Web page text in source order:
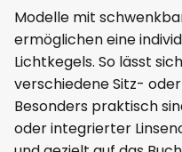
Modelle mit
ermöglichen eine
Lichtkegels. So lässt
verschiedene Sitz-
Besonders praktisch
oder integrierter